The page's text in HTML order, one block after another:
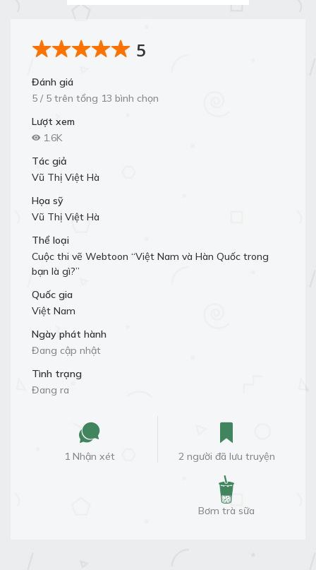
5
Đánh giá
5 / 5 trên tổng 13 bình chọn
Lượt xem
1.6K
Tác giả
Vũ Thị Việt Hà
Họa sỹ
Vũ Thị Việt Hà
Thể loại
Cuộc thi vẽ Webtoon “Việt Nam và Hàn Quốc trong
bạn là gì?”
Quốc gia
Việt Nam
Ngày phát hành
Đang cập nhật
Tình trạng
Đang ra
1 Nhận xét 2 người đã lưu truyện
Bơm trà sữa